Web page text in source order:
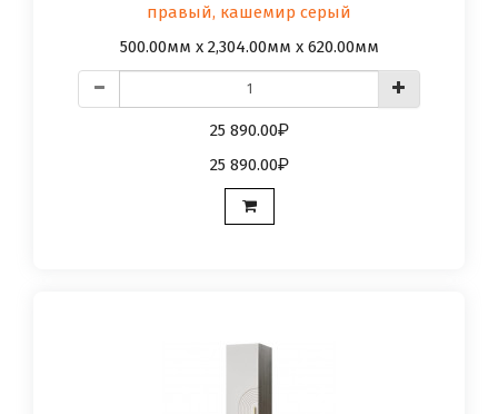
правый, кашемир серый
500.00мм x 2,304.00мм x 620.00мм
25 890.00
25 890.00